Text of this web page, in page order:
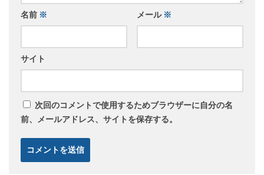
名前 ※ メール ※
サイト
次回のコメントで使用するためブラウザーに自分の名
前、メールアドレス、サイトを保存する。